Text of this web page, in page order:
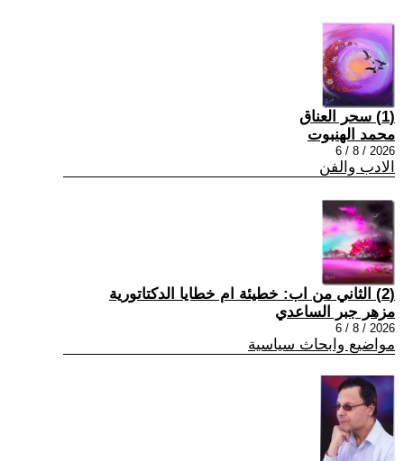
(1) سحر العناق
محمد الهنبوت
2026 / 8 / 6
الادب والفن
(2) الثاني من اب: خطيئة ام خطايا الدكتاتورية
مزهر جبر الساعدي
2026 / 8 / 6
مواضيع وابحاث سياسية